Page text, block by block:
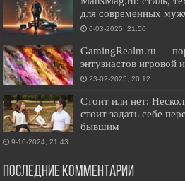
для современных
6-03-2025, 21:50
GamingRealm.ru —
энтузиастов игровой
23-02-2025, 20:12
Стоит или нет:
стоит задать себе
бывшим
9-10-2024, 21:43
Последние комментарии